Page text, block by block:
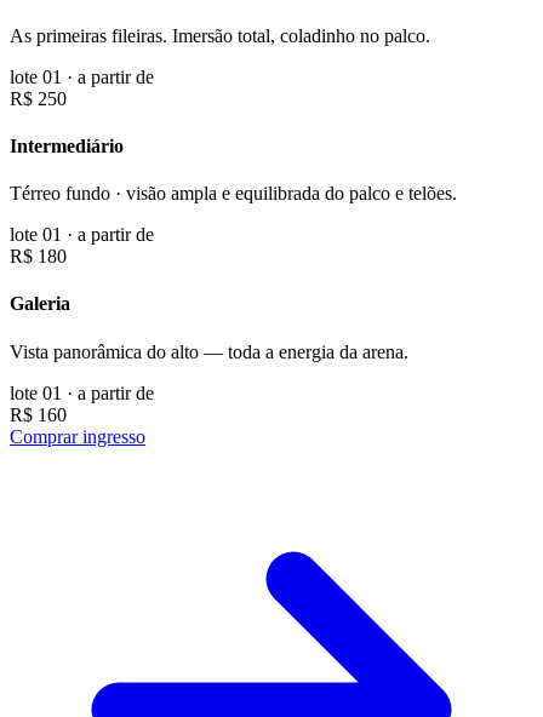
As primeiras fileiras. Imersão total, coladinho no palco.
lote 01 · a partir de
R$ 250
Intermediário
Térreo fundo · visão ampla e equilibrada do palco e telões.
lote 01 · a partir de
R$ 180
Galeria
Vista panorâmica do alto — toda a energia da arena.
lote 01 · a partir de
R$ 160
Comprar ingresso